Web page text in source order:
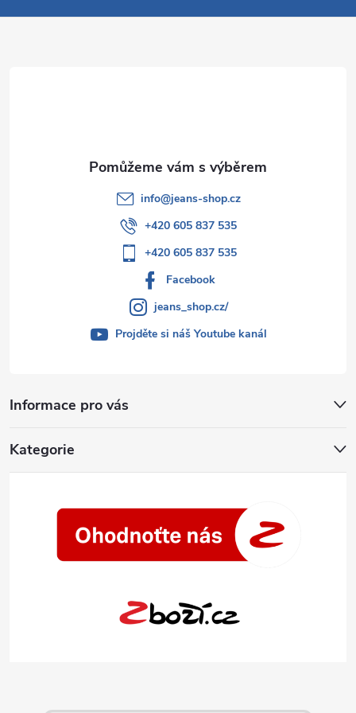
v
a
Informace pro vás
Kategorie
info@jeans-shop.cz
+420 605 837 535
+420 605 837 535
Facebook
jeans_shop.cz/
Projděte si náš Youtube kanál